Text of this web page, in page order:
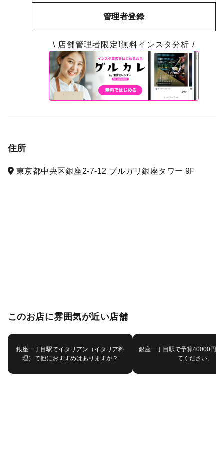
管理者登録
\ 店舗管理者限定!無料インスタ分析 /
住所
東京都中央区銀座2-7-12 ブルガリ銀座タワー 9F
このお店に雰囲気が近い店舗
銀座一丁目駅でイタリアン（イタリア料
理）で他におすすめはありますか？
銀座一丁目駅で予算40000円の
てください。